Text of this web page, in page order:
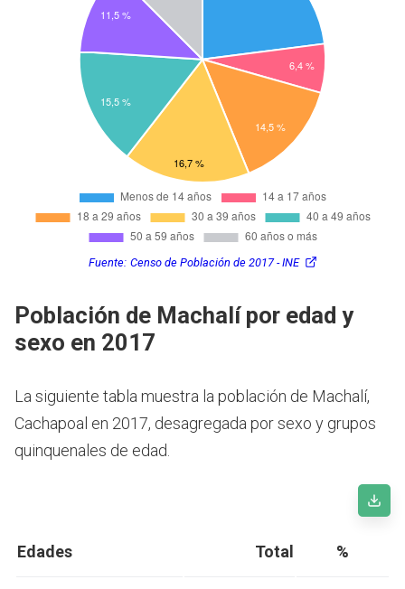
Fuente: Censo de Población de 2017 - INE
Población de Machalí por edad y
sexo en 2017
La siguiente tabla muestra la población de Machalí,
Cachapoal en 2017, desagregada por sexo y grupos
quinquenales de edad.
Edades Total %